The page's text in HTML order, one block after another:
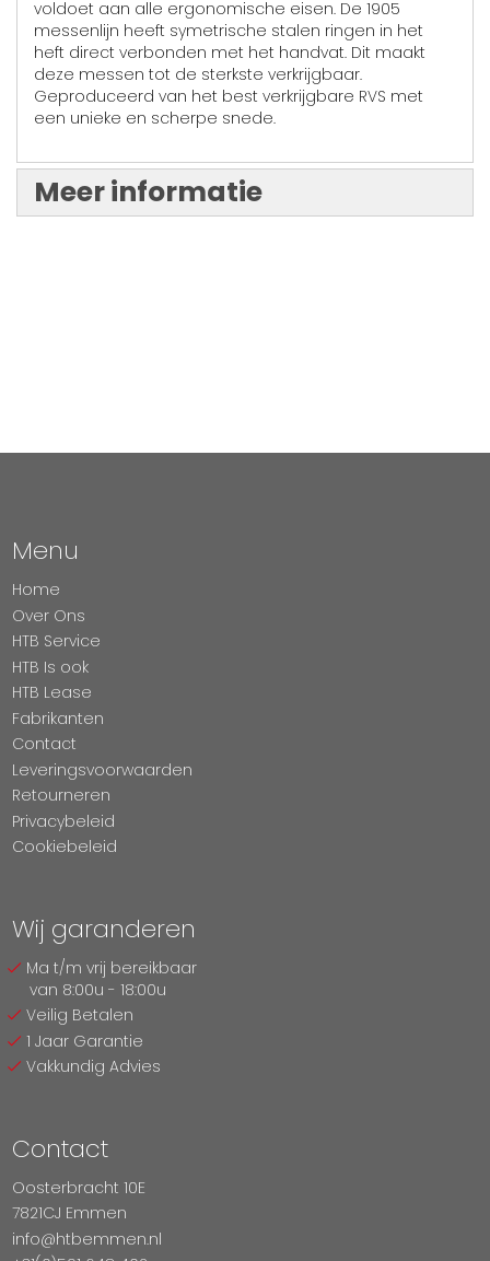
voldoet aan alle ergonomische eisen. De 1905
messenlijn heeft symetrische stalen ringen in het
heft direct verbonden met het handvat. Dit maakt
deze messen tot de sterkste verkrijgbaar.
Geproduceerd van het best verkrijgbare RVS met
een unieke en scherpe snede.
Meer informatie
Menu
Home
Over Ons
HTB Service
HTB Is ook
HTB Lease
Fabrikanten
Contact
Leveringsvoorwaarden
Retourneren
Privacybeleid
Cookiebeleid
Wij garanderen
Ma t/m vrij bereikbaar
van 8:00u - 18:00u
Veilig Betalen
1 Jaar Garantie
Vakkundig Advies
Contact
Oosterbracht 10E
7821CJ Emmen
info@htbemmen.nl